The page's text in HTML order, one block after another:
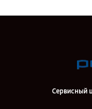
Сервисный